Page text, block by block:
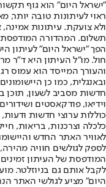
"ישראל היום" הוא גוף
ראוי לעיתונות טובה יותר,
ולא צועקת. עיתונות אמינה,
הפך "ישראל היום" לעיתון
חול. מו"ל העיתון היא ד"ר
והעורך המייסד הוא עמוס
חדשות מסביב לשעון, תוכן
וידיאו, פודקאסטים
כוללות ערוצי חדשות ודעות,
לאוויר האתר החדש
לספק לגולשים חוויה
המודפסת של העיתון
לקבל אותם גם בניוזלטר.
היום" מציע לגולשי האתר